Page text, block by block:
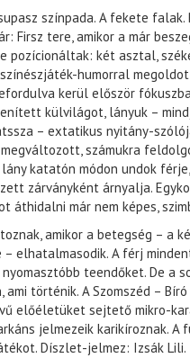
színpada. A fekete falak.
Firsz tere, amikor a már
pozícionáltak: két asztal,
humorral
kerül először
külvilágot, lányuk –
– extatikus nyitány-
számukra
katatón módon undok
zárványként árnyalja.
áthidalni már nem képes,
amikor a betegség – a
elhatalmasodik. A férj
teendőket. De a
történik. A Szomszéd – Bíró
előéletüket sejtető mikro-
jelmezeik karikíroznak. A
Díszlet-jelmez: Izsák Lili.